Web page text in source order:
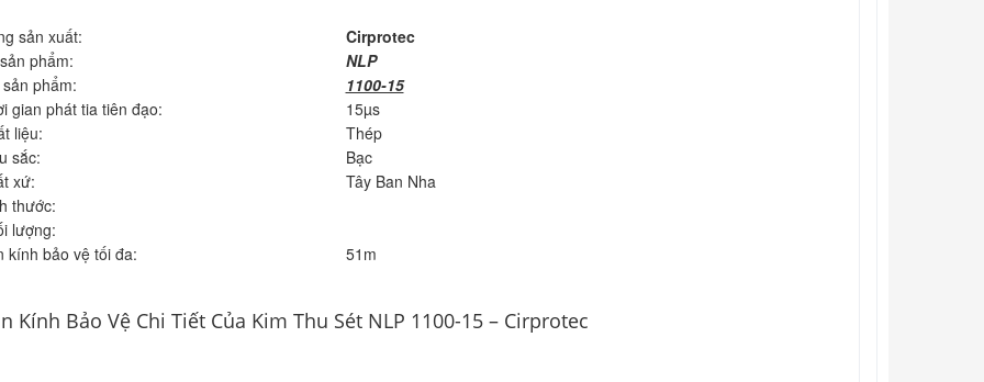
sản xuất:
Cirprotec
phẩm:
NLP
phẩm:
1100-15
gian phát tia tiên đạo:
15µs
liệu:
Thép
sắc:
Bạc
xứ:
Tây Ban Nha
thước:
lượng:
kính bảo vệ tối đa:
51m
Kính Bảo Vệ Chi Tiết Của Kim Thu Sét NLP 1100-15 – Cirprotec